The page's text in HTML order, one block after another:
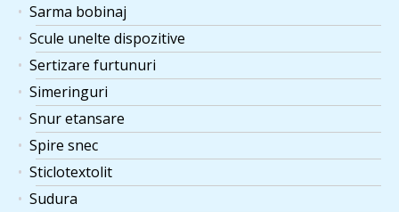
Sarma bobinaj
Scule unelte dispozitive
Sertizare furtunuri
Simeringuri
Snur etansare
Spire snec
Sticlotextolit
Sudura